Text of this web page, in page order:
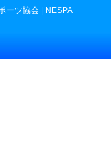
ーツ協会 | NESPA